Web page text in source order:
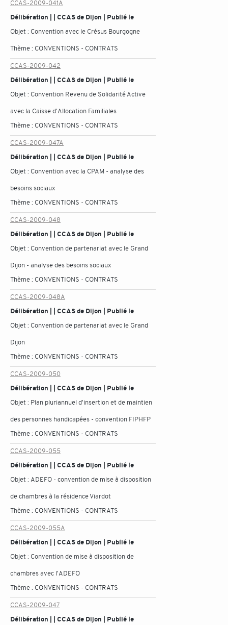
CCAS-2009-041A
Délibération | | CCAS de Dijon | Publié le
Objet : Convention avec le Crésus Bourgogne
Thème : CONVENTIONS - CONTRATS
CCAS-2009-042
Délibération | | CCAS de Dijon | Publié le
Objet : Convention Revenu de Solidarité Active
avec la Caisse d'Allocation Familiales
Thème : CONVENTIONS - CONTRATS
CCAS-2009-047A
Délibération | | CCAS de Dijon | Publié le
Objet : Convention avec la CPAM - analyse des
besoins sociaux
Thème : CONVENTIONS - CONTRATS
CCAS-2009-048
Délibération | | CCAS de Dijon | Publié le
Objet : Convention de partenariat avec le Grand
Dijon - analyse des besoins sociaux
Thème : CONVENTIONS - CONTRATS
CCAS-2009-048A
Délibération | | CCAS de Dijon | Publié le
Objet : Convention de partenariat avec le Grand
Dijon
Thème : CONVENTIONS - CONTRATS
CCAS-2009-050
Délibération | | CCAS de Dijon | Publié le
Objet : Plan pluriannuel d'insertion et de maintien
des personnes handicapées - convention FIPHFP
Thème : CONVENTIONS - CONTRATS
CCAS-2009-055
Délibération | | CCAS de Dijon | Publié le
Objet : ADEFO - convention de mise à disposition
de chambres à la résidence Viardot
Thème : CONVENTIONS - CONTRATS
CCAS-2009-055A
Délibération | | CCAS de Dijon | Publié le
Objet : Convention de mise à disposition de
chambres avec l'ADEFO
Thème : CONVENTIONS - CONTRATS
CCAS-2009-047
Délibération | | CCAS de Dijon | Publié le